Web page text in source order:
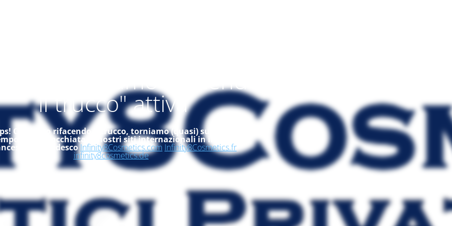
"ci stiamo rifacendo
il trucco" attiva
Ci stiamo rifacendo il trucco, torniamo (quasi) subito, nel
dai un'occhiata ai nostri siti internazionali in inglese, in
ed in tedesco Infinity8Cosmetics.com Infinity8Cosmetics.fr
infinity8cosmetics.de